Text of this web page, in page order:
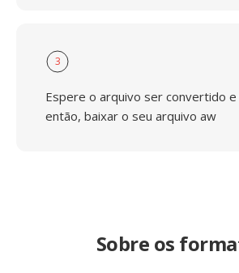
3
Espere o arquivo ser convertido
então, baixar o seu arquivo aw
Sobre os